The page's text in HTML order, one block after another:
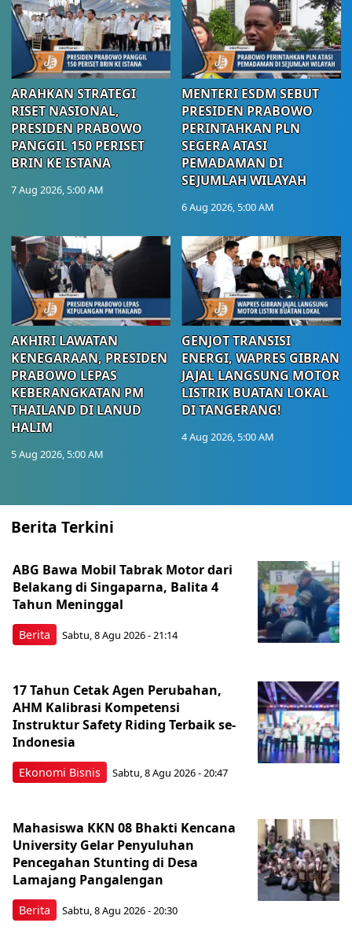
ARAHKAN STRATEGI
RISET NASIONAL,
PRESIDEN PRABOWO
PANGGIL 150 PERISET
BRIN KE ISTANA
7 Aug 2026, 5:00 AM
MENTERI ESDM SEBUT
PRESIDEN PRABOWO
PERINTAHKAN PLN
SEGERA ATASI
PEMADAMAN DI
SEJUMLAH WILAYAH
6 Aug 2026, 5:00 AM
AKHIRI LAWATAN
KENEGARAAN, PRESIDEN
PRABOWO LEPAS
KEBERANGKATAN PM
THAILAND DI LANUD
HALIM
5 Aug 2026, 5:00 AM
GENJOT TRANSISI
ENERGI, WAPRES GIBRAN
JAJAL LANGSUNG MOTOR
LISTRIK BUATAN LOKAL
DI TANGERANG!
4 Aug 2026, 5:00 AM
Berita Terkini
Berita
ABG Bawa Mobil Tabrak Motor dari
Belakang di Singaparna, Balita 4
Tahun Meninggal
Sabtu, 8 Agu 2026 - 21:14
Ekonomi Bisnis
17 Tahun Cetak Agen Perubahan,
AHM Kalibrasi Kompetensi
Instruktur Safety Riding Terbaik se-
Indonesia
Sabtu, 8 Agu 2026 - 20:47
Berita
Mahasiswa KKN 08 Bhakti Kencana
University Gelar Penyuluhan
Pencegahan Stunting di Desa
Lamajang Pangalengan
Sabtu, 8 Agu 2026 - 20:30